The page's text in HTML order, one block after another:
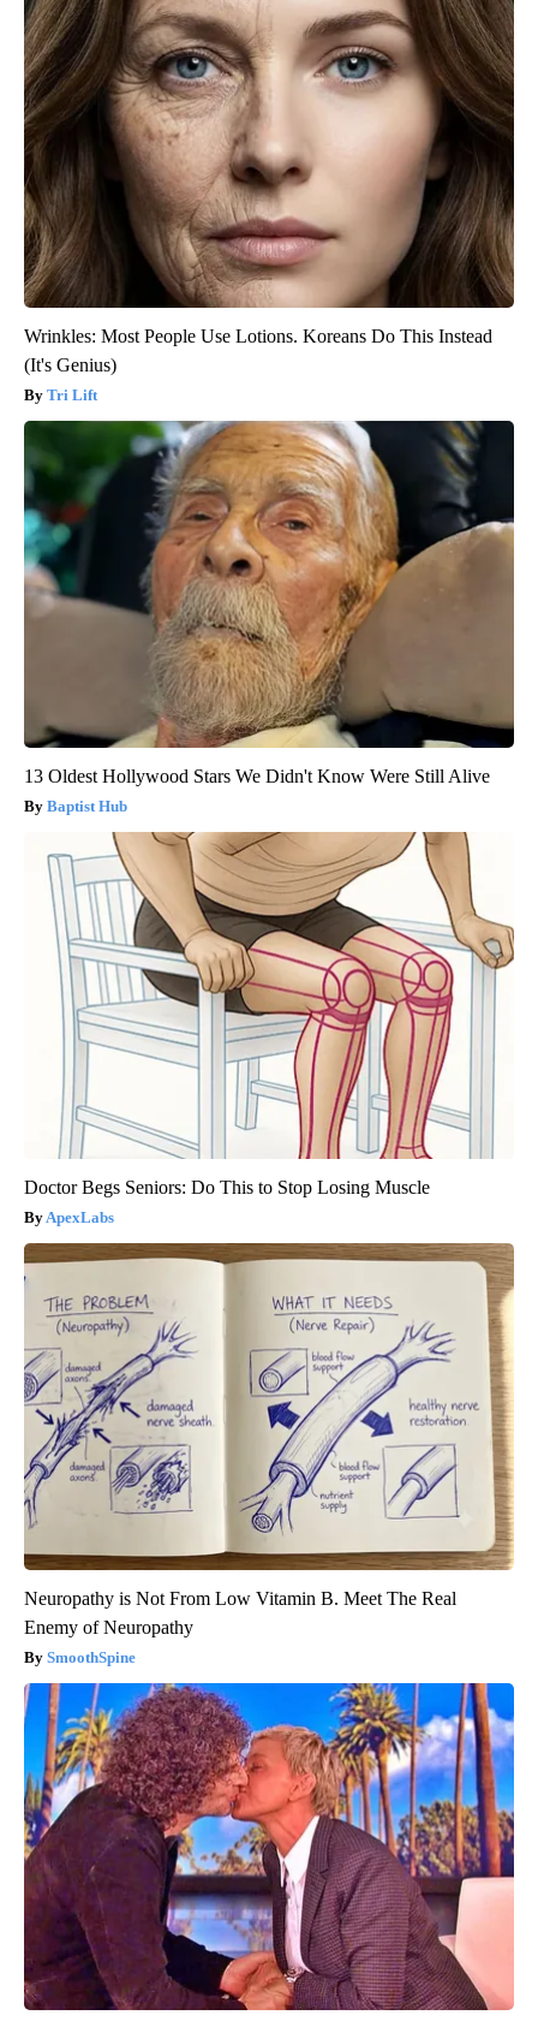
Wrinkles: Most People Use Lotions. Koreans Do This Instead
(It's Genius)
Tri Lift
13 Oldest Hollywood Stars We Didn't Know Were Still Alive
Baptist Hub
Doctor Begs Seniors: Do This to Stop Losing Muscle
ApexLabs
Neuropathy is Not From Low Vitamin B. Meet The Real
Enemy of Neuropathy
SmoothSpine